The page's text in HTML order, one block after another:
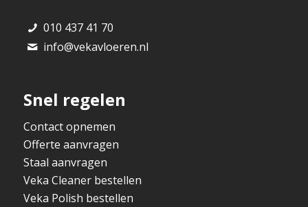
010 437 41 70
info@vekavloeren.nl
Snel regelen
Contact opnemen
Offerte aanvragen
Staal aanvragen
Veka Cleaner bestellen
Veka Polish bestellen